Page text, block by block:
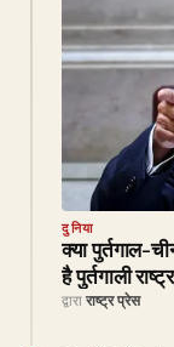
दुनिया
क्या पुर्तगाल-
है पुर्तगाली
द्वारा राष्ट्र प्रेस